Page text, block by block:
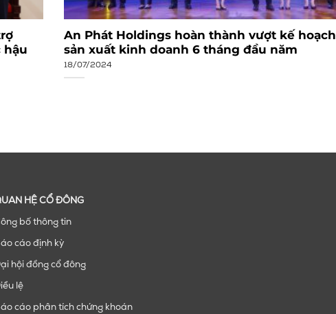
hậu
An Phát Holdings hoàn thành vượt kế hoạch
sản xuất kinh doanh 6 tháng đầu năm
18/07/2024
HỆ CỔ ĐÔNG
bố thông tin
cáo định kỳ
hội đồng cổ đông
lệ
cáo phân tích chứng khoán